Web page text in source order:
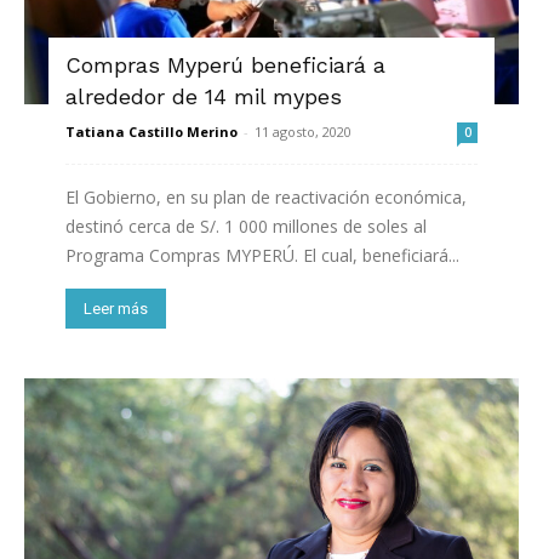
Compras Myperú beneficiará a
alrededor de 14 mil mypes
Tatiana Castillo Merino - 11 agosto, 2020 0
El Gobierno, en su plan de reactivación económica,
destinó cerca de S/. 1 000 millones de soles al
Programa Compras MYPERÚ. El cual, beneficiará...
Leer más